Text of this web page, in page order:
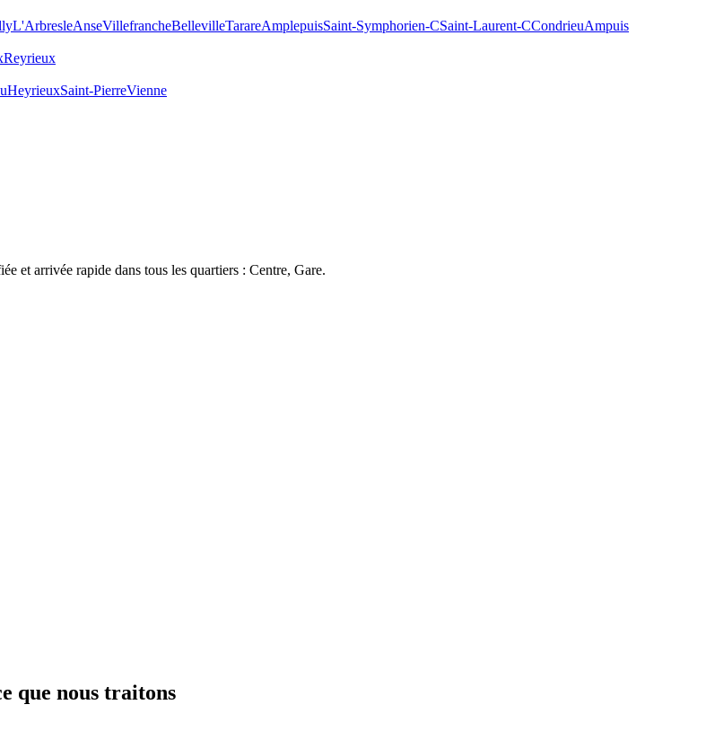
L'ArbresleAnseVillefrancheBellevilleTarareAmplepuisSaint-Symphorien-CSaint-Laurent-CCondrieuAmpuis
Reyrieux
HeyrieuxSaint-PierreVienne
et arrivée rapide dans tous les quartiers : Centre, Gare.
que nous traitons